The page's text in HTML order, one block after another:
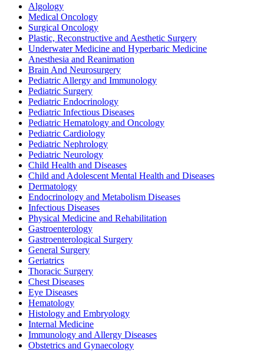
Algology
Medical Oncology
Surgical Oncology
Plastic, Reconstructive and Aesthetic Surgery
Underwater Medicine and Hyperbaric Medicine
Anesthesia and Reanimation
Brain And Neurosurgery
Pediatric Allergy and Immunology
Pediatric Surgery
Pediatric Endocrinology
Pediatric Infectious Diseases
Pediatric Hematology and Oncology
Pediatric Cardiology
Pediatric Nephrology
Pediatric Neurology
Child Health and Diseases
Child and Adolescent Mental Health and Diseases
Dermatology
Endocrinology and Metabolism Diseases
Infectious Diseases
Physical Medicine and Rehabilitation
Gastroenterology
Gastroenterological Surgery
General Surgery
Geriatrics
Thoracic Surgery
Chest Diseases
Eye Diseases
Hematology
Histology and Embryology
Internal Medicine
Immunology and Allergy Diseases
Obstetrics and Gynaecology